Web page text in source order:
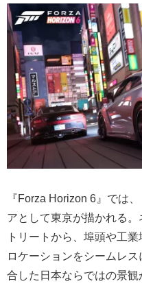
『Forza Horizon 6』では
アとして東京が描かれる
トリートから、埠頭や工
ロケーションをシームレ
合した日本ならではの景